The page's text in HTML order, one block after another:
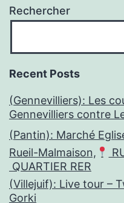
Rechercher
Recent Posts
(Gennevilliers): Les
Gennevilliers contre
(Pantin): Marché
Rueil-Malmaison,
QUARTIER RER
(Villejuif): Live tour –
Gorki